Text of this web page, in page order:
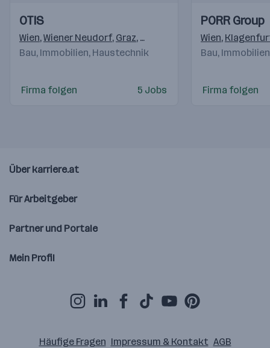
Videos
Einblicke
Einblicke
OTIS
Wien,Wiener Neudorf, Graz, Klagenfurt Linz,Bergheim,
Bau, Immobilien, Haustechnik
Firma folgen 5 Jobs
Videos
Einblicke
Einblicke
PORR Group
Wien,
Bau,
Firma folgen
Über karriere.at
Für Arbeitgeber
Partner und Portale
Mein Profil
Häufige Fragen Impressum & Kontakt AGB